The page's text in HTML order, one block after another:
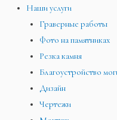
Наши услуги
Граверные работы
Фото на памятниках
Резка камня
Благоустройство
Дизайн
Чертежи